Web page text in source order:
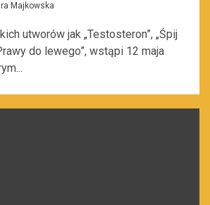
Majkowska
utworów jak „Testosteron”, „Śpij
do lewego”, wstąpi 12 maja